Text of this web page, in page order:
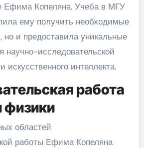
Ефима Копеляна. Учеба в МГУ
ему получить необходимые
но и предоставила уникальные
научно-исследовательской
искусственного интеллекта.
работа
физики
областей
работы Ефима Копеляна